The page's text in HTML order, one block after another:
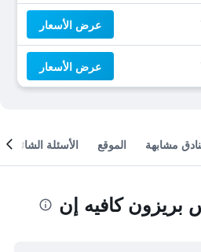
عرض الأسعار
عرض الأسعار
مشابهة الموقع الأسئلة الشائعة
كافيه إن